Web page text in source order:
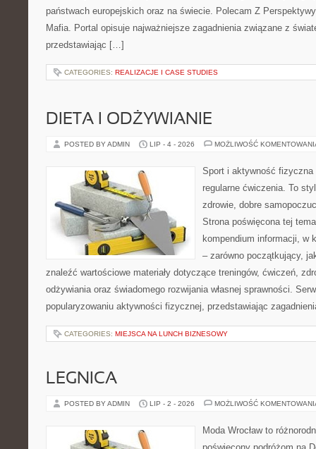
państwach europejskich oraz na świecie. Polecam Z
Mafia. Portal opisuje najważniejsze zagadnienia związane z
przedstawiając […]
CATEGORIES: REALIZACJE I CASE STUDIES
DIETA I ODŻYWIANIE
POSTED BY ADMIN LIP - 4 - 2026 MOŻLIWOŚĆ
Sport i aktywność
regularne ćwiczenia. To
zdrowie, dobre
Strona poświęcona tej
kompendium informacji, w
– zarówno początkujący,
znaleźć wartościowe materiały dotyczące treningów, ćwiczeń,
odżywiania oraz świadomego rozwijania własnej sprawności.
popularyzowaniu aktywności fizycznej, przedstawiając
CATEGORIES: MIEJSCA NA LUNCH BIZNESOWY
LEGNICA
POSTED BY ADMIN LIP - 2 - 2026 MOŻLIWOŚĆ
Moda Wrocław to